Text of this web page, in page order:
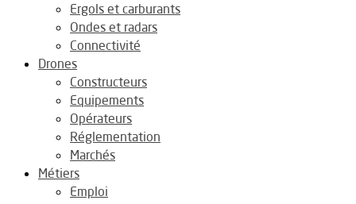
Ergols et carburants
Ondes et radars
Connectivité
Drones
Constructeurs
Equipements
Opérateurs
Réglementation
Marchés
Métiers
Emploi